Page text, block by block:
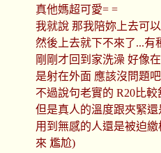
真他媽超可愛= =
我就說 那我陪妳上去可
然後上去就下不來了...有
剛剛才回到家洗澡 好像
是射在外面 應該沒問題吧
不過說句老實的 R20比較
但是真人的溫度跟夾緊
用到無感的人還是被迫
來 尷尬)